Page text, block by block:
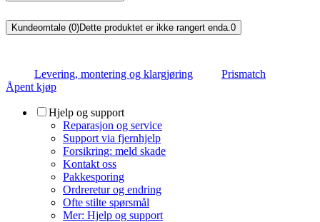
Kundeomtale (0)Dette produktet er ikke rangert enda. 0
Levering, montering og klargjøring
Prismatch
Åpent kjøp
Hjelp og support
Reparasjon og service
Support via fjernhjelp
Forsikring: meld skade
Kontakt oss
Pakkesporing
Ordreretur og endring
Ofte stilte spørsmål
Mer: Hjelp og support